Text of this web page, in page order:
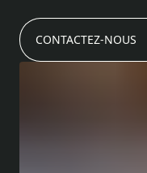
CONTACTEZ-NOUS